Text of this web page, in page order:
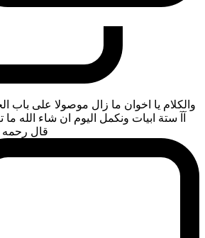
والكلام يا اخوان ما زال موصولا على باب
آآ ستة ابيات ونكمل اليوم ان شاء الله
قال رحمه